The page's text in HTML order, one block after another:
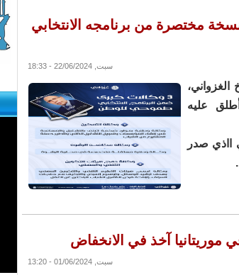
مختصرة من برنامجه الانتخابي
سبت, 22/06/2024 - 18:33
عليه
ااذي صدر
موريتانيا آخذ في الانخفاض
سبت, 01/06/2024 - 13:20